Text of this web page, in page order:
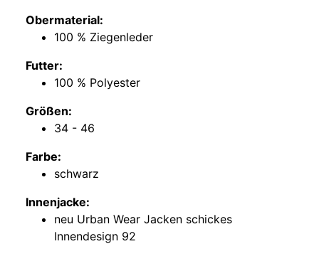
Obermaterial:
100 % Ziegenleder
Futter:
100 % Polyester
Größen:
34 - 46
Farbe:
schwarz
Innenjacke:
neu Urban Wear Jacken schickes
Innendesign 92